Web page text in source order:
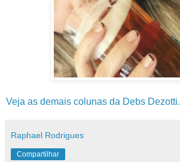
Veja as demais colunas da Debs Dezotti.
Raphael Rodrigues
Compartilhar